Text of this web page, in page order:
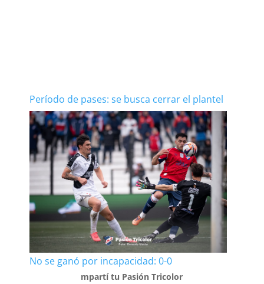
Período de pases: se busca cerrar el plantel
No se ganó por incapacidad: 0-0
mpartí tu Pasión Tricolor